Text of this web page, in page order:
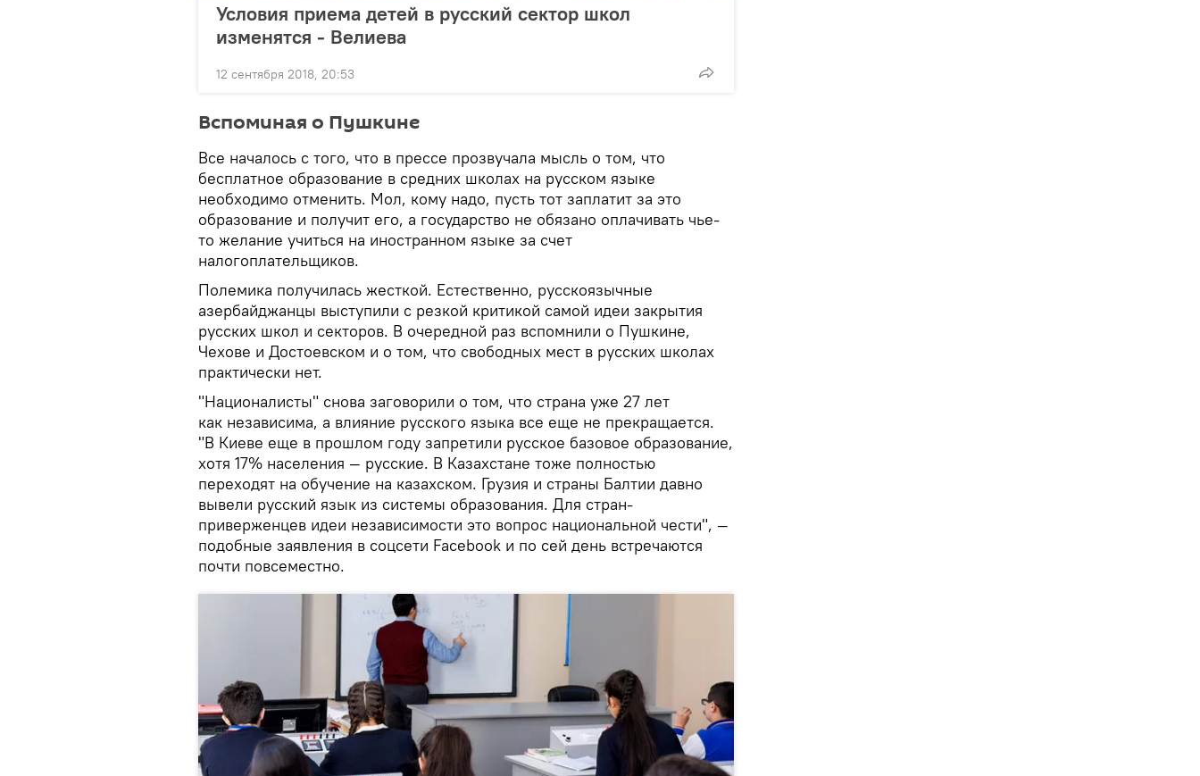
Условия приема детей в русский сектор школ
изменятся - Велиева
12 сентября 2018, 20:53
Вспоминая о Пушкине
Все началось с того, что в прессе прозвучала мысль о том, что
бесплатное образование в средних школах на русском языке
необходимо отменить. Мол, кому надо, пусть тот заплатит за это
образование и получит его, а государство не обязано оплачивать чье-
то желание учиться на иностранном языке за счет
налогоплательщиков.
Полемика получилась жесткой. Естественно, русскоязычные
азербайджанцы выступили с резкой критикой самой идеи закрытия
русских школ и секторов. В очередной раз вспомнили о Пушкине,
Чехове и Достоевском и о том, что свободных мест в русских школах
практически нет.
"Националисты" снова заговорили о том, что страна уже 27 лет
как независима, а влияние русского языка все еще не прекращается.
"В Киеве еще в прошлом году запретили русское базовое образование,
хотя 17% населения — русские. В Казахстане тоже полностью
переходят на обучение на казахском. Грузия и страны Балтии давно
вывели русский язык из системы образования. Для стран-
приверженцев идеи независимости это вопрос национальной чести", —
подобные заявления в соцсети Facebook и по сей день встречаются
почти повсеместно.